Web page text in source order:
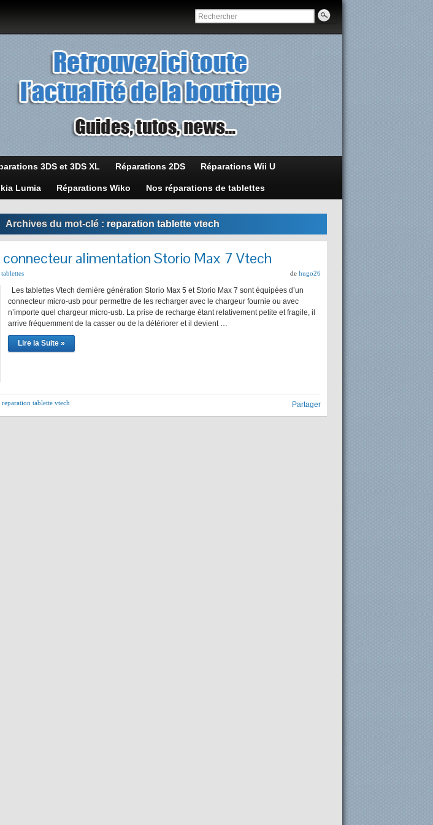
3DS et 3DS XL Réparations 2DS Réparations Wii U
Lumia Réparations Wiko Nos réparations de tablettes
Archives du mot-clé : reparation tablette vtech
connecteur alimentation Storio Max 7 Vtech
de hugo26
Les tablettes Vtech dernière génération Storio Max 5 et Storio Max 7 sont équipées d’un
connecteur micro-usb pour permettre de les recharger avec le chargeur fournie ou avec
n’importe quel chargeur micro-usb. La prise de recharge étant relativement petite et fragile, il
arrive fréquemment de la casser ou de la détériorer et il devient …
Lire la Suite »
reparation tablette vtech Partager